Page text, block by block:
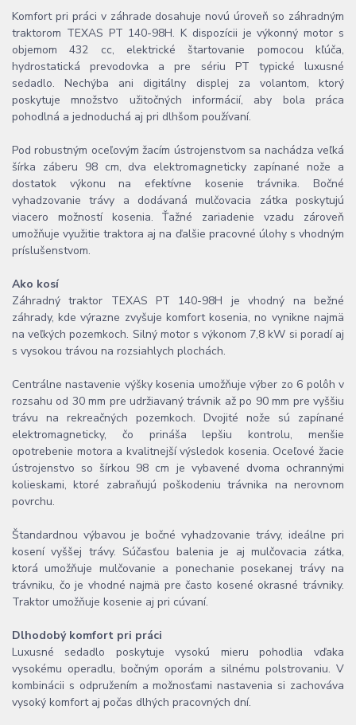
Komfort pri práci v záhrade dosahuje novú úroveň so záhradným
traktorom TEXAS PT 140-98H. K dispozícii je výkonný motor s
objemom 432 cc, elektrické štartovanie pomocou kľúča,
hydrostatická prevodovka a pre sériu PT typické luxusné
sedadlo. Nechýba ani digitálny displej za volantom, ktorý
poskytuje množstvo užitočných informácií, aby bola práca
pohodlná a jednoduchá aj pri dlhšom používaní.
Pod robustným oceľovým žacím ústrojenstvom sa nachádza veľká
šírka záberu 98 cm, dva elektromagneticky zapínané nože a
dostatok výkonu na efektívne kosenie trávnika. Bočné
vyhadzovanie trávy a dodávaná mulčovacia zátka poskytujú
viacero možností kosenia. Ťažné zariadenie vzadu zároveň
umožňuje využitie traktora aj na ďalšie pracovné úlohy s vhodným
príslušenstvom.
Ako kosí
Záhradný traktor TEXAS PT 140-98H je vhodný na bežné
záhrady, kde výrazne zvyšuje komfort kosenia, no vynikne najmä
na veľkých pozemkoch. Silný motor s výkonom 7,8 kW si poradí aj
s vysokou trávou na rozsiahlych plochách.
Centrálne nastavenie výšky kosenia umožňuje výber zo 6 polôh v
rozsahu od 30 mm pre udržiavaný trávnik až po 90 mm pre vyššiu
trávu na rekreačných pozemkoch. Dvojité nože sú zapínané
elektromagneticky, čo prináša lepšiu kontrolu, menšie
opotrebenie motora a kvalitnejší výsledok kosenia. Oceľové žacie
ústrojenstvo so šírkou 98 cm je vybavené dvoma ochrannými
kolieskami, ktoré zabraňujú poškodeniu trávnika na nerovnom
povrchu.
Štandardnou výbavou je bočné vyhadzovanie trávy, ideálne pri
kosení vyššej trávy. Súčasťou balenia je aj mulčovacia zátka,
ktorá umožňuje mulčovanie a ponechanie posekanej trávy na
trávniku, čo je vhodné najmä pre často kosené okrasné trávniky.
Traktor umožňuje kosenie aj pri cúvaní.
Dlhodobý komfort pri práci
Luxusné sedadlo poskytuje vysokú mieru pohodlia vďaka
vysokému operadlu, bočným oporám a silnému polstrovaniu. V
kombinácii s odpružením a možnosťami nastavenia si zachováva
vysoký komfort aj počas dlhých pracovných dní.